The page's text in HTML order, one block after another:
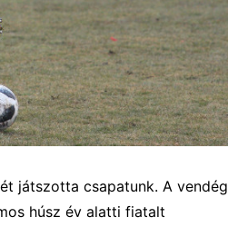
játszotta csapatunk. A vendég
húsz év alatti fiatalt